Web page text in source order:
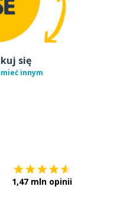
się
innym
1,47 mln opinii